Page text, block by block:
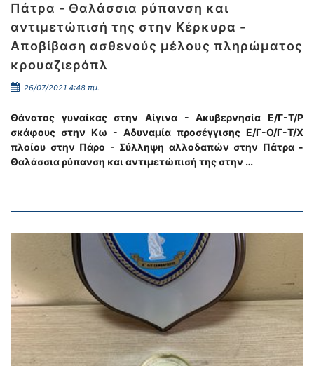
Πάτρα - Θαλάσσια ρύπανση και
αντιμετώπισή της στην Κέρκυρα -
Αποβίβαση ασθενούς μέλους πληρώματος
κρουαζιερόπλ
26/07/2021 4:48 πμ.
Θάνατος γυναίκας στην Αίγινα - Ακυβερνησία Ε/Γ-Τ/Ρ
σκάφους στην Κω - Αδυναμία προσέγγισης Ε/Γ-Ο/Γ-Τ/Χ
πλοίου στην Πάρο - Σύλληψη αλλοδαπών στην Πάτρα -
Θαλάσσια ρύπανση και αντιμετώπισή της στην …